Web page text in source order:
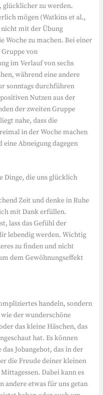
glücklicher zu werden.
mögen (Watkins et al.,
nicht mit der Übung
Woche zu machen. Bei einer
von
im Verlauf von sechs
während eine andere
sonntags durchführen
Nutzen aus der
der zweiten Gruppe
nahe, dass die
in der Woche machen
Abneigung dagegen
Dinge, die uns glücklich
Zeit und denke in Ruhe
mit Dank erfüllen.
lass das Gefühl der
lebendig werden. Wichtig
zu finden und nicht
dem Gewöhnungseffekt
handeln, sondern
der wunderschöne
das kleine Häschen, das
hat. Es können
Jobangebot, das in der
die Freude deiner kleinen
Dabei kann es
andere etwas für uns getan